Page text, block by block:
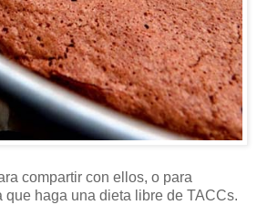
compartir con ellos, o para
que haga una dieta libre de TACCs.